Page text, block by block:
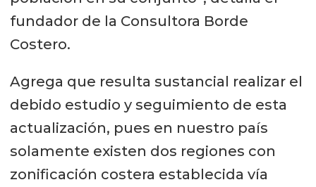
fundador de la Consultora Borde
Costero.
Agrega que resulta sustancial realizar el
debido estudio y seguimiento de esta
actualización, pues en nuestro país
solamente existen dos regiones con
zonificación costera establecida vía